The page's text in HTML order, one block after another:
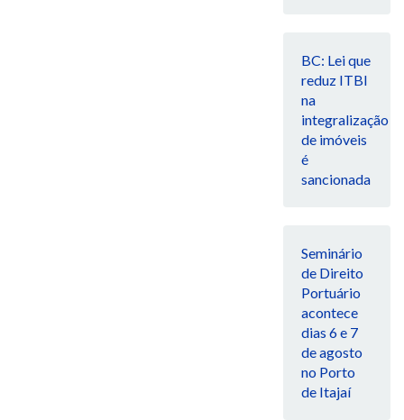
BC: Lei que
reduz ITBI
na
integralização
de imóveis
é
sancionada
Seminário
de Direito
Portuário
acontece
dias 6 e 7
de agosto
no Porto
de Itajaí